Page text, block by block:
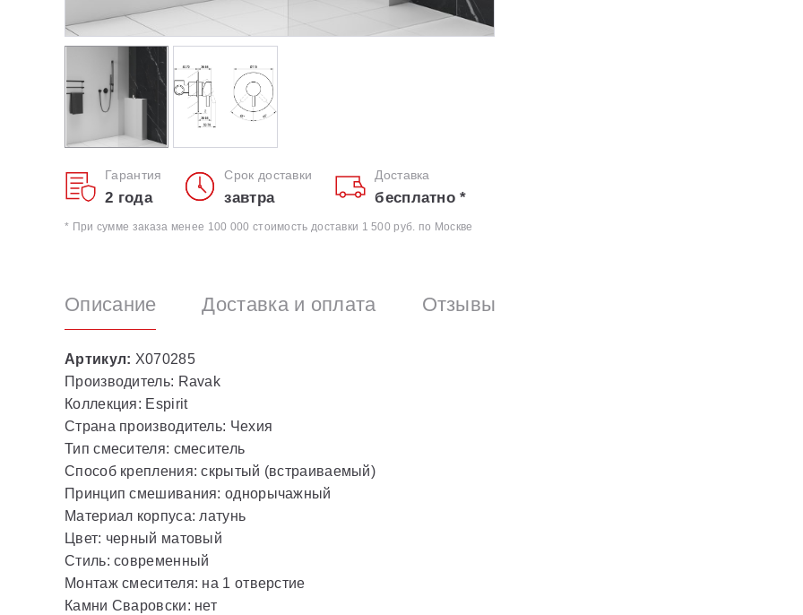
Гарантия
2 года
Срок доставки
завтра
Доставка
бесплатно *
* При сумме заказа менее 100 000 стоимость доставки 1 500 руб. по Москве
Описание Доставка и оплата Отзывы
Артикул: X070285
Производитель: Ravak
Коллекция: Espirit
Страна производитель: Чехия
Тип смесителя: смеситель
Способ крепления: скрытый (встраиваемый)
Принцип смешивания: однорычажный
Материал корпуса: латунь
Цвет: черный матовый
Стиль: современный
Монтаж смесителя: на 1 отверстие
Камни Сваровски: нет